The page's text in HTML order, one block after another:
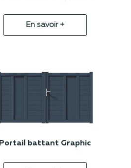
En savoir +
Portail battant Graphic